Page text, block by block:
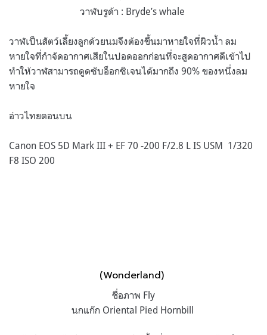
วาฬบรูด้า : Bryde’s whale
วาฬเป็นสัตว์เลี้ยงลูกด้วยนมจึงต้องขึ้นมาหายใจที่ผิวน้ำ ลม
หายใจที่กำจัดอากาศเสียในปอดออกก่อนที่จะสูดอากาศดีเข้าไป
ทำให้วาฬสามารถดูดซับอ็อกซิเจนได้มากถึง 90% ของหนึ่งลม
หายใจ
อ่าวไทยตอนบน
Canon EOS 5D Mark III + EF 70 -200 F/2.8 L IS USM 1/320
F8 ISO 200
(Wonderland)
ชื่อภาพ Fly
นกแก๊ก Oriental Pied Hornbill